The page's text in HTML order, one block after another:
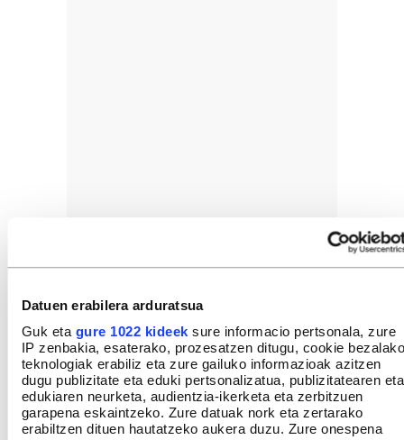
Datuen erabilera arduratsua
Guk eta gure 1022 kideek sure informacio pertsonala, zure
IP zenbakia, esaterako, prozesatzen ditugu, cookie bezalako
teknologiak erabiliz eta zure gailuko informazioak azitzen
dugu publizitate eta eduki pertsonalizatua, publizitatearen eta
edukiaren neurketa, audientzia-ikerketa eta zerbitzuen
garapena eskaintzeko. Zure datuak nork eta zertarako
erabiltzen dituen hautatzeko aukera duzu. Zure onespena
GEHIEN IRAKURRIAK